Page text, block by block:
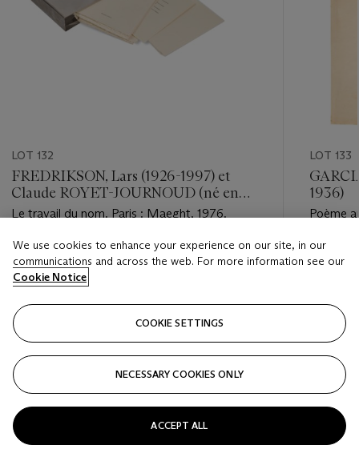
LOT 132
FREDRIKSON, Lars (1926-1997) et
Claude ROYET-JOURNOUD (né en
1941)
Le travail du nom. Paris : Maeght, 1976.
Estimate
EUR 200 - EUR 300
Closed
LOT 133
1936)
Poème
Estimate
Closed
We use cookies to enhance your experience on our site, in our
communications and across the web. For more information see our
Cookie Notice
COOKIE SETTINGS
NECESSARY COOKIES ONLY
ACCEPT ALL